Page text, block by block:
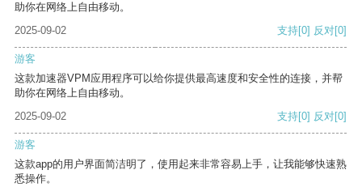
助你在网络上自由移动。
2025-09-02
支持[0] 反对[0]
游客
这款加速器VPM应用程序可以给你提供最高速度和安全性的连接，并帮
助你在网络上自由移动。
2025-09-02
支持[0] 反对[0]
游客
这款app的用户界面简洁明了，使用起来非常容易上手，让我能够快速熟
悉操作。